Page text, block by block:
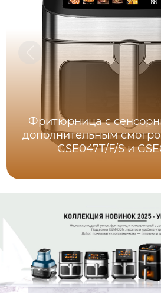
Фритюрница с
дополнительным
GSE047T/F/S и